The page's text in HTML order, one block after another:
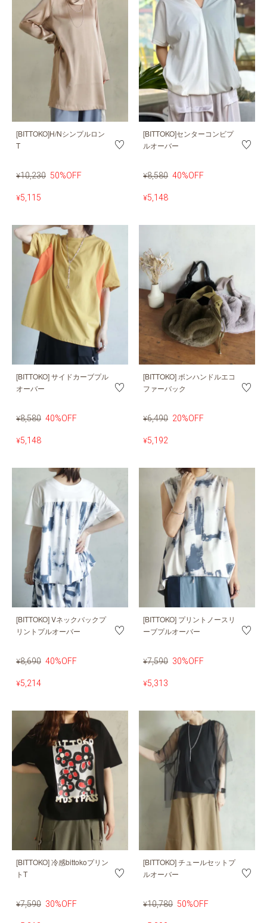
[BITTOKO]H/Nシンプルロン
T
¥10,230 50%OFF
¥5,115
[BITTOKO]センターコンビプ
ルオーバー
¥8,580 40%OFF
¥5,148
[BITTOKO] サイドカーブプル
オーバー
¥8,580 40%OFF
¥5,148
[BITTOKO] ボンハンドルエコ
ファーバック
¥6,490 20%OFF
¥5,192
[BITTOKO] Vネックバックプ
リントプルオーバー
¥8,690 40%OFF
¥5,214
[BITTOKO] プリントノースリ
ーブプルオーバー
¥7,590 30%OFF
¥5,313
[BITTOKO] 冷感bittokoプリン
トT
¥7,590 30%OFF
[BITTOKO] チュールセットプ
ルオーバー
¥10,780 50%OFF